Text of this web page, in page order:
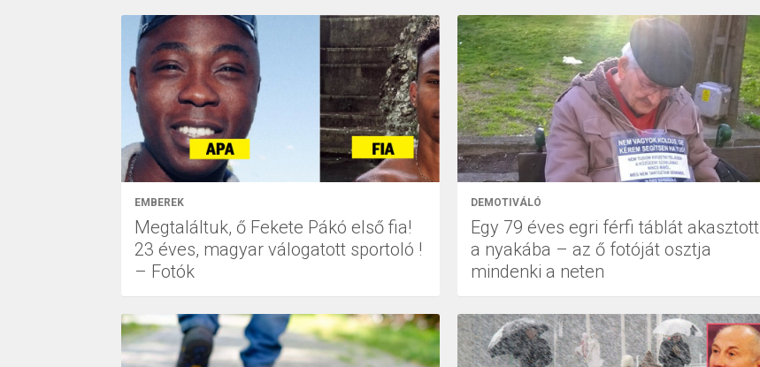
EMBEREK
Megtaláltuk, ő Fekete Pákó első fia!
23 éves, magyar válogatott sportoló !
– Fotók
DEMOTIVÁLÓ
Egy 79 éves egri férfi táblát akasztott
a nyakába – az ő fotóját osztja
mindenki a neten